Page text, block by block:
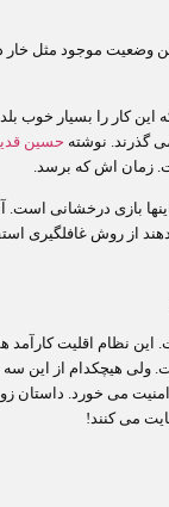
وضعیت موجود مثل خار
این کار را بسیار خوب
گذرند. نوشته حسین
زمان اش که برسد.
بازی درخشانی است.
از روش غافلگیری
نظام اقلیت
ولی هیچکدام از این
می خورد. داستان
می کنند!